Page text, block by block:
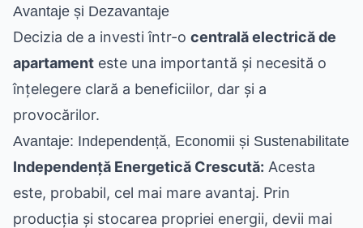
Avantaje și Dezavantaje
Decizia de a investi într-o centrală electrică de
apartament este una importantă și necesită o
înțelegere clară a beneficiilor, dar și a
provocărilor.
Avantaje: Independență, Economii și Sustenabilitate
Independență Energetică Crescută: Acesta
este, probabil, cel mai mare avantaj. Prin
producția și stocarea propriei energii, devii mai